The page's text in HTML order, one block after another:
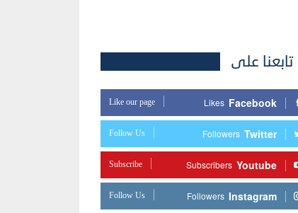
تابعنا على
Facebook
Likes
Like our page
Twitter
Followers
Follow Us
Youtube
Subscribers
Subscribe
Instagram
Followers
Follow Us